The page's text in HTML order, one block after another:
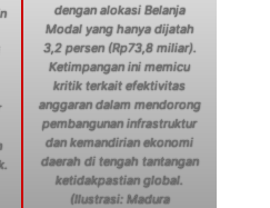
dengan alokasi Belanja
Modal yang hanya dijatah
3,2 persen (Rp73,8 miliar).
Ketimpangan ini memicu
kritik terkait efektivitas
anggaran dalam mendorong
pembangunan infrastruktur
dan kemandirian ekonomi
daerah di tengah tantangan
ketidakpastian global.
(Ilustrasi: Madura